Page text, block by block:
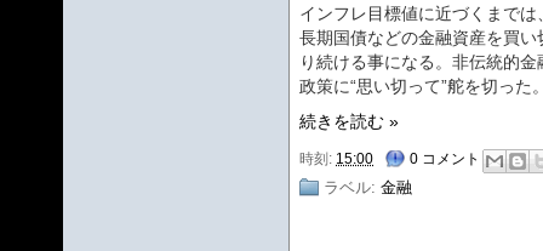
インフレ目標値に近づくまでは
長期国債などの金融資産を買い
り続ける事になる。非伝統的金
政策に“思い切って”舵を切った
続きを読む »
時刻: 15:00 0 コメント
ラベル: 金融